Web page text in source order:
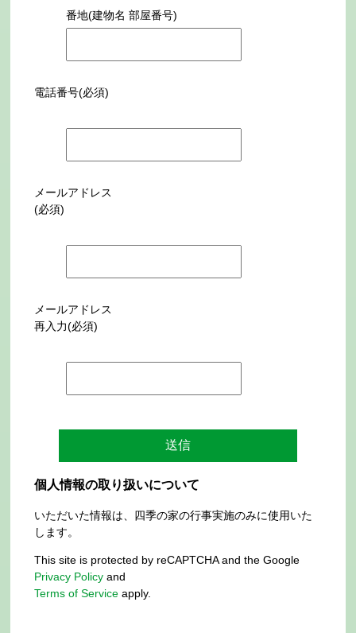
番地(建物名 部屋番号)
電話番号(必須)
メールアドレス
(必須)
メールアドレス
再入力(必須)
個人情報の取り扱いについて
いただいた情報は、四季の家の行事実施のみに使用いた
します。
This site is protected by reCAPTCHA and the Google
Privacy Policy and
Terms of Service apply.